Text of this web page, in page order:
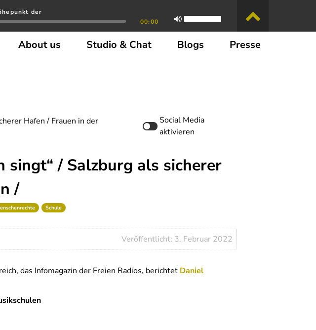
der
00:00
About us Studio & Chat Blogs Presse
Hafen / Frauen in der
Social Media
aktivieren
singt“ / Salzburg als sicherer
/
Schule
Veröffentlicht: 3. Februar 2022
das Infomagazin der Freien Radios, berichtet Daniel